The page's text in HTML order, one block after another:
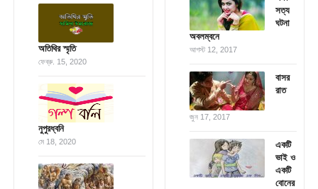
অতিথির স্মৃতি
ফেব্রু. 15, 2020
নুপুরধ্বনি
মে 18, 2020
সত্য
ঘটনা
অবলম্বনে
আগস্ট 12, 2017
বাসর
রাত
জুন 17, 2017
একটি
ভাই ও
একটি
বোনের